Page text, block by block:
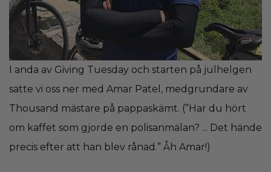
I anda av Giving Tuesday och starten på julhelgen
satte vi oss ner med Amar Patel, medgrundare av
Thousand mästare på pappaskämt. (”Har du hört
om kaffet som gjorde en polisanmälan? ... Det hände
precis efter att han blev rånad.” Åh Amar!)